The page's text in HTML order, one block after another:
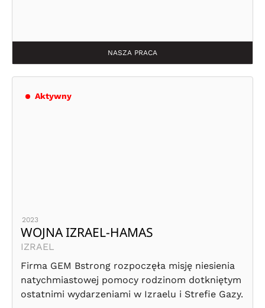
NASZA PRACA
Aktywny
2023
WOJNA IZRAEL-HAMAS
IZRAEL
Firma GEM Bstrong rozpoczęła misję niesienia
natychmiastowej pomocy rodzinom dotkniętym
ostatnimi wydarzeniami w Izraelu i Strefie Gazy.